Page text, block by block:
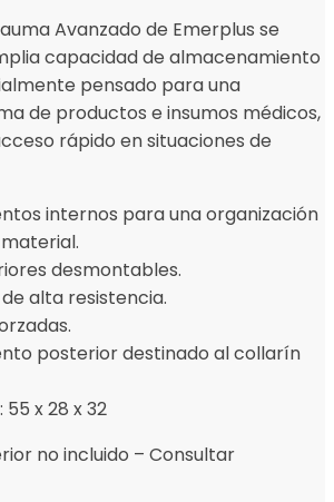
Avanzado de Emerplus se
capacidad de almacenamiento
pensado para una
de productos e insumos médicos,
rápido en situaciones de
internos para una organización
desmontables.
alta resistencia.
posterior destinado al collarín
x 28 x 32
no incluido – Consultar